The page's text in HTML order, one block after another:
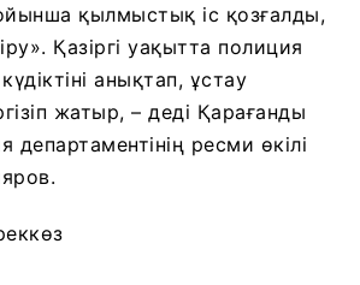
қылмыстық іс қозғалды,
Қазіргі уақытта полиция
анықтап, ұстау
жатыр, – деді Қарағанды
ресми өкілі